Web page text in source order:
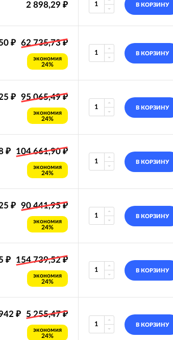
2 898,29 ₽ В КОРЗИНУ
₽ 62 735,73₽
экономия
24%
В КОРЗИНУ
₽ 95 065,49₽
экономия
24%
В КОРЗИНУ
₽ 104 661,90₽
экономия
24%
В КОРЗИНУ
₽ 90 441,95₽
экономия
24%
В КОРЗИНУ
₽ 154 739,52₽
экономия
24%
В КОРЗИНУ
₽ 5 255,47₽
экономия
24%
В КОРЗИНУ